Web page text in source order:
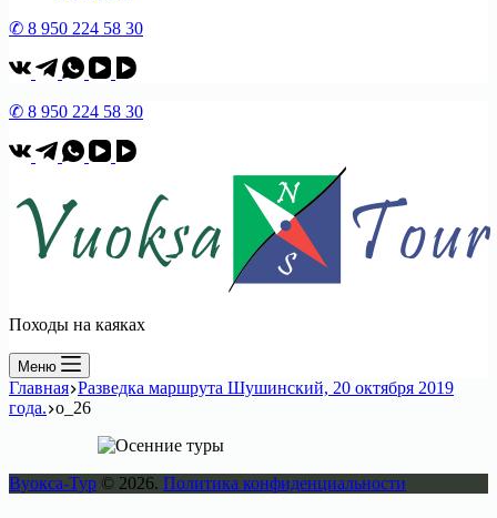
✆ 8 950 224 58 30
✆ 8 950 224 58 30
Походы на каяках
Меню
Главная Разведка маршрута Шушинский, 20 октября 2019
года. о_26
Вуокса-Тур © 2026. Политика конфиденциальности